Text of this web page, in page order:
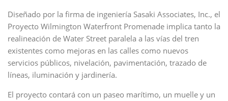
Diseñado por la firma de ingeniería Sasaki Associates, Inc., el
Proyecto Wilmington Waterfront Promenade implica tanto la
realineación de Water Street paralela a las vías del tren
existentes como mejoras en las calles como nuevos
servicios públicos, nivelación, pavimentación, trazado de
líneas, iluminación y jardinería.
El proyecto contará con un paseo marítimo, un muelle y un